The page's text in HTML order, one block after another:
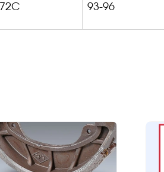
93-96